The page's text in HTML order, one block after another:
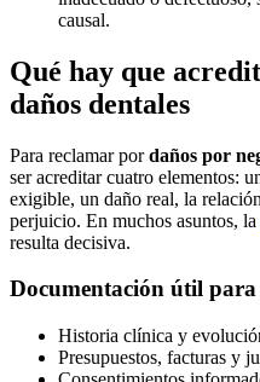
causal.
Qué hay que
daños dentales
Para reclamar pordaños por
ser acreditar cuatro elementos:
exigible, un daño real, la
perjuicio. En muchos asuntos, la
resulta decisiva.
Documentación útil
Historia clínica y
Presupuestos, facturas y